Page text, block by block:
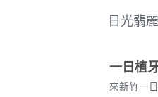
日光翡
一日植
來新竹一